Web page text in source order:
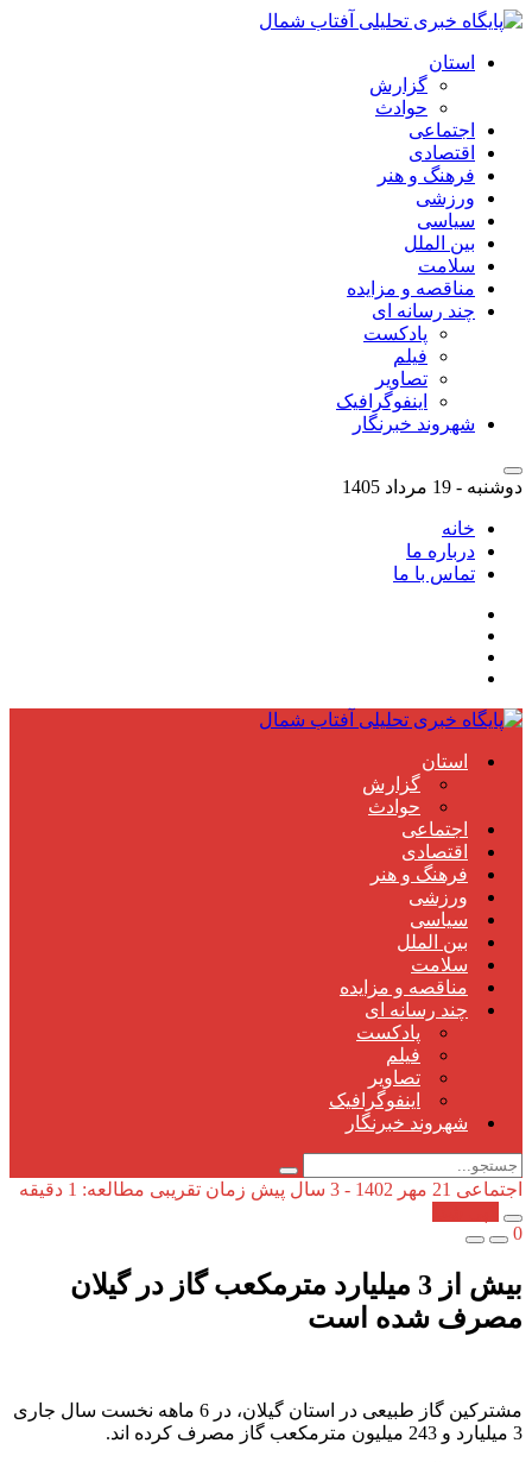
استان
گزارش
حوادث
اجتماعی
اقتصادی
فرهنگ و هنر
ورزشی
سیاسی
بین الملل
سلامت
مناقصه و مزایده
چند رسانه ای
پادکست
فیلم
تصاویر
اینفوگرافیک
شهروند خبرنگار
دوشنبه - 19 مرداد 1405
خانه
درباره ما
تماس با ما
استان
گزارش
حوادث
اجتماعی
اقتصادی
فرهنگ و هنر
ورزشی
سیاسی
بین الملل
سلامت
مناقصه و مزایده
چند رسانه ای
پادکست
فیلم
تصاویر
اینفوگرافیک
شهروند خبرنگار
اجتماعی 21 مهر 1402 - 3 سال پیش
زمان تقریبی مطالعه: 1 دقیقه
0
بیش از 3 میلیارد مترمکعب گاز در گیلان
مصرف شده است
مشترکین گاز طبیعی در استان گیلان، در 6 ماهه نخست سال جاری
3 میلیارد و 243 میلیون مترمکعب گاز مصرف کرده اند.